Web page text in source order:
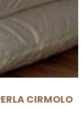
CIRMOLO